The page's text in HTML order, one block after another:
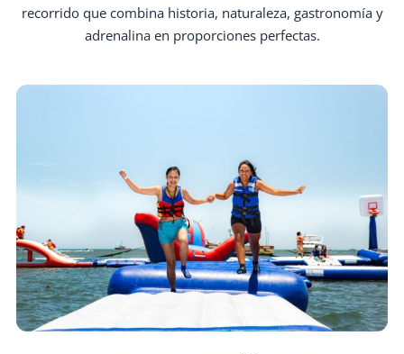
recorrido que combina historia, naturaleza, gastronomía y
adrenalina en proporciones perfectas.